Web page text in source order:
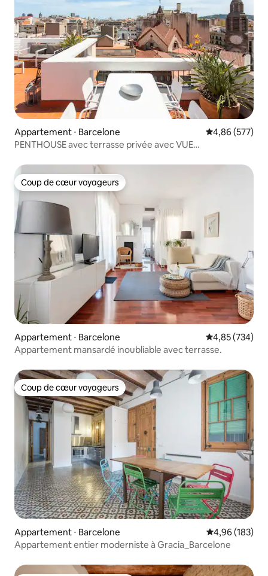
Appartement ⋅ Barcelone Évaluation
4,86 (577)
PENTHOUSE avec terrasse privée avec VUE
Coup de cœur voyageurs
Coup de cœur voyageurs
Appartement ⋅ Barcelone Évaluation
4,85 (734)
Appartement mansardé inoubliable avec terrasse.
Coup de cœur voyageurs
Coup de cœur voyageurs
Appartement ⋅ Barcelone Évaluation
4,96 (183)
Appartement entier moderniste à Gracia_Barcelone